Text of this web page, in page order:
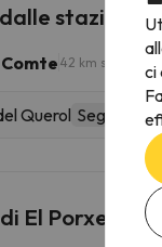
stazioni
42 km sciabili
Querol Seggiovia
El Porxet
ci